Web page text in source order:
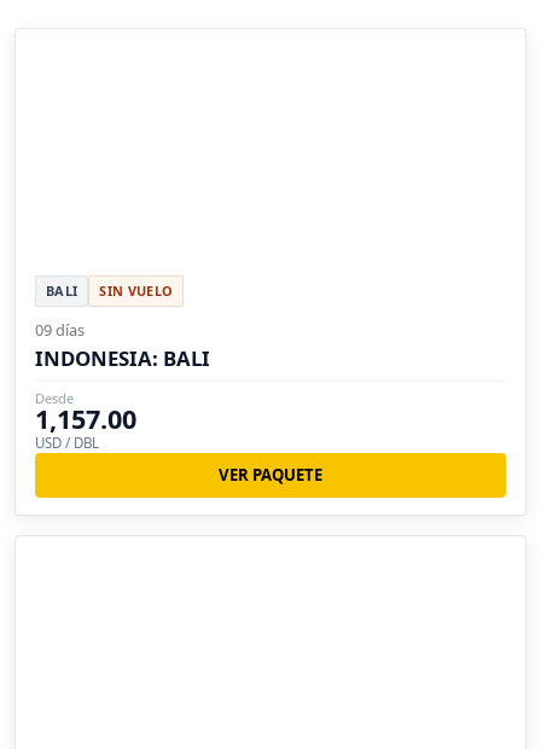
BALI SIN VUELO
09 días
INDONESIA: BALI
Desde
1,157.00
USD / DBL
VER PAQUETE